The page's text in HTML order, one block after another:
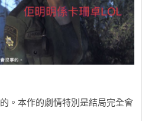
。本作的劇情特別是結局完全會